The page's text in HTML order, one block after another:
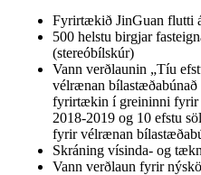
Fyrirtækið JinGuan flutti
500 helstu birgjar
(stereóbílskúr)
Vann verðlaunin „Tíu
vélrænan bílastæðabúnað
fyrirtækin í greininni fyrir
2018-2019 og 10 efstu
fyrir vélrænan
Skráning vísinda- og
Vann verðlaun fyrir